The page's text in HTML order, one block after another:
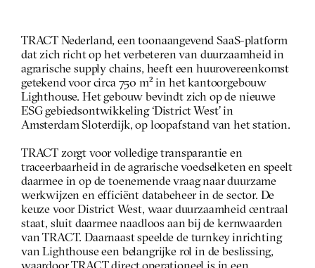
TRACT Nederland, een toonaangevend SaaS-platform
dat zich richt op het verbeteren van duurzaamheid in
agrarische supply chains, heeft een huurovereenkomst
getekend voor circa 750 m² in het kantoorgebouw
Lighthouse. Het gebouw bevindt zich op de nieuwe
ESG gebiedsontwikkeling ‘District West’ in
Amsterdam Sloterdijk, op loopafstand van het station.
TRACT zorgt voor volledige transparantie en
traceerbaarheid in de agrarische voedselketen en speelt
daarmee in op de toenemende vraag naar duurzame
werkwijzen en efficiënt databeheer in de sector. De
keuze voor District West, waar duurzaamheid centraal
staat, sluit daarmee naadloos aan bij de kernwaarden
van TRACT. Daarnaast speelde de turnkey inrichting
van Lighthouse een belangrijke rol in de beslissing,